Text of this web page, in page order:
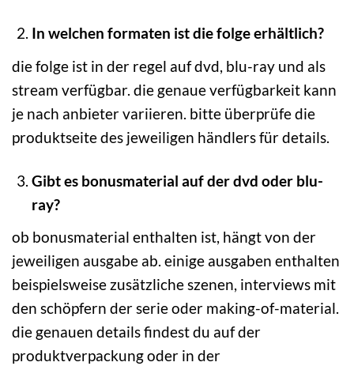
In welchen formaten ist die folge erhältlich?
die folge ist in der regel auf dvd, blu-ray und als
stream verfügbar. die genaue verfügbarkeit kann
je nach anbieter variieren. bitte überprüfe die
produktseite des jeweiligen händlers für details.
Gibt es bonusmaterial auf der dvd oder blu-
ray?
ob bonusmaterial enthalten ist, hängt von der
jeweiligen ausgabe ab. einige ausgaben enthalten
beispielsweise zusätzliche szenen, interviews mit
den schöpfern der serie oder making-of-material.
die genauen details findest du auf der
produktverpackung oder in der